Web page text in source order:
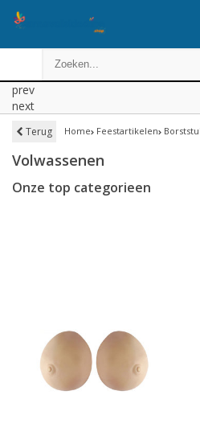
prev
next
Terug Home Feestartikelen
Volwassenen
Onze top categorieen